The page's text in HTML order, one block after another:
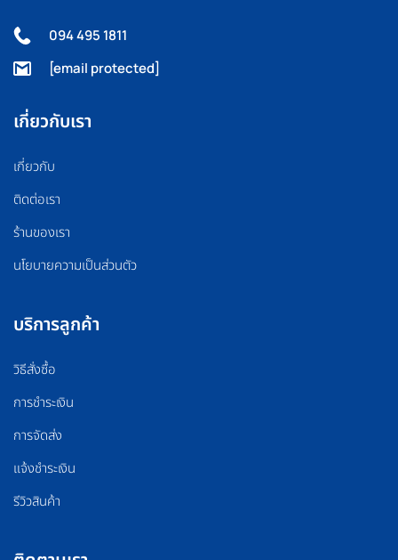
094 495 1811
[email protected]
เกี่ยวกับเรา
เกี่ยวกับ
ติดต่อเรา
ร้านของเรา
นโยบายความเป็นส่วนตัว
บริการลูกค้า
วิธีสั่งซื้อ
การชำระเงิน
การจัดส่ง
แจ้งชำระเงิน
รีวิวสินค้า